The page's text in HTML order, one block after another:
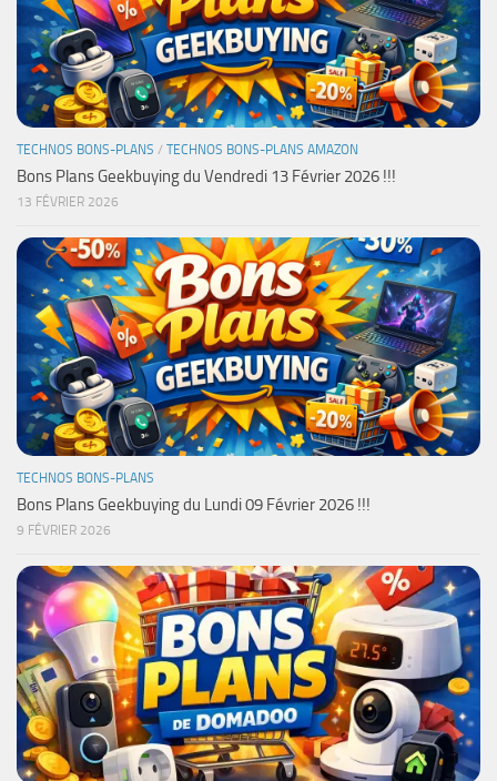
TECHNOS BONS-PLANS / TECHNOS BONS-PLANS AMAZON
Bons Plans Geekbuying du Vendredi 13 Février 2026 !!!
13 FÉVRIER 2026
TECHNOS BONS-PLANS
Bons Plans Geekbuying du Lundi 09 Février 2026 !!!
9 FÉVRIER 2026